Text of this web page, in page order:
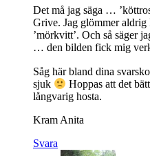
Det må jag säga …
Grive. Jag glömmer aldrig
’mörkvitt’. Och så säger
… den bilden fick mig
Såg här bland dina
sjuk
Hoppas att det
långvarig hosta.
Kram Anita
Svara